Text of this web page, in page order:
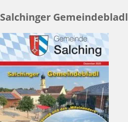
Salchinger Gemeindebladl